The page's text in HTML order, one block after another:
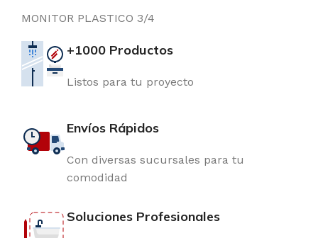
MONITOR PLASTICO 3/4
+1000 Productos
Listos para tu proyecto
Envíos Rápidos
Con diversas sucursales para tu
comodidad
Soluciones Profesionales